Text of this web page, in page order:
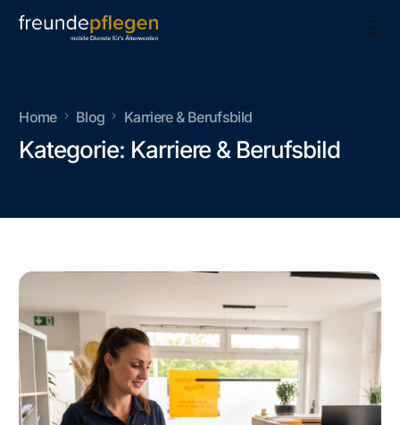
Home Blog Karriere & Berufsbild
Kategorie: Karriere & Berufsbild